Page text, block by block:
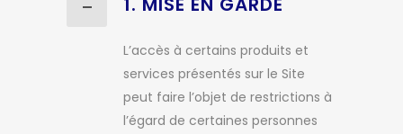
L’accès à certains produits et
services présentés sur le Site
peut faire l’objet de restrictions à
l’égard de certaines personnes